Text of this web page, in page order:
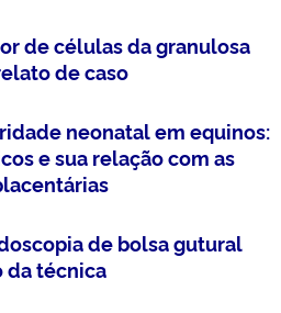
de células da granulosa
de caso
neonatal em equinos:
e sua relação com as
de bolsa gutural
da técnica